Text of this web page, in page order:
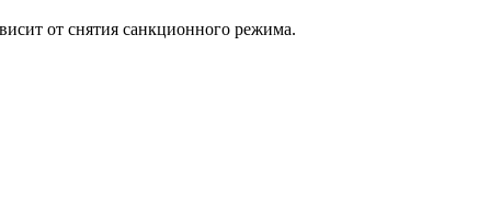
от снятия санкционного режима.